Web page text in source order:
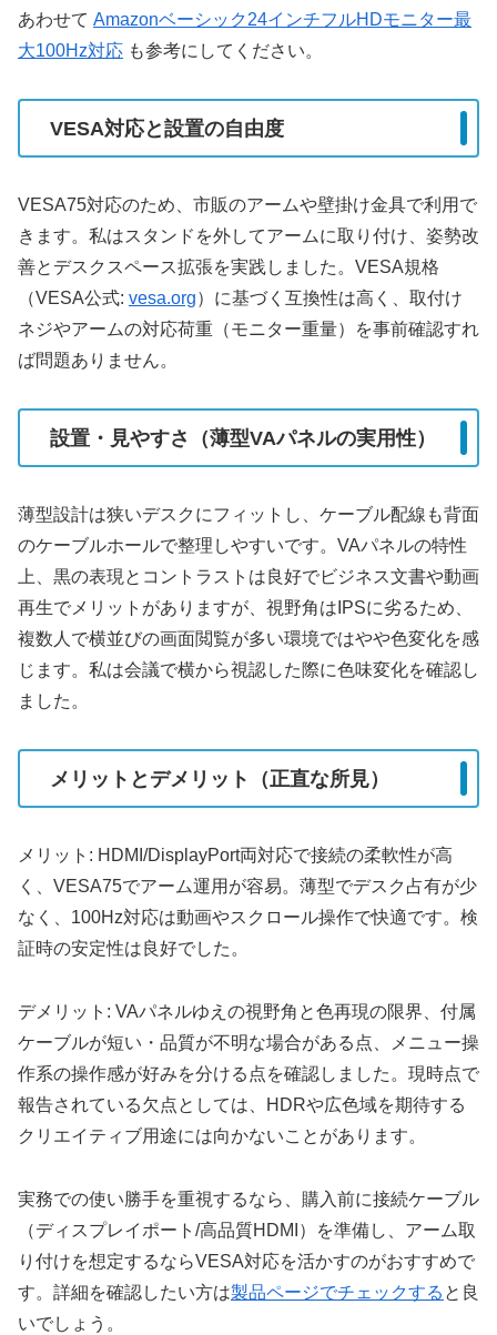
あわせて Amazonベーシック24インチフルHDモニター最
大100Hz対応 も参考にしてください。
VESA対応と設置の自由度
VESA75対応のため、市販のアームや壁掛け金具で利用で
きます。私はスタンドを外してアームに取り付け、姿勢改
善とデスクスペース拡張を実践しました。VESA規格
（VESA公式: vesa.org）に基づく互換性は高く、取付け
ネジやアームの対応荷重（モニター重量）を事前確認すれ
ば問題ありません。
設置・見やすさ（薄型VAパネルの実用性）
薄型設計は狭いデスクにフィットし、ケーブル配線も背面
のケーブルホールで整理しやすいです。VAパネルの特性
上、黒の表現とコントラストは良好でビジネス文書や動画
再生でメリットがありますが、視野角はIPSに劣るため、
複数人で横並びの画面閲覧が多い環境ではやや色変化を感
じます。私は会議で横から視認した際に色味変化を確認し
ました。
メリットとデメリット（正直な所見）
メリット: HDMI/DisplayPort両対応で接続の柔軟性が高
く、VESA75でアーム運用が容易。薄型でデスク占有が少
なく、100Hz対応は動画やスクロール操作で快適です。検
証時の安定性は良好でした。
デメリット: VAパネルゆえの視野角と色再現の限界、付属
ケーブルが短い・品質が不明な場合がある点、メニュー操
作系の操作感が好みを分ける点を確認しました。現時点で
報告されている欠点としては、HDRや広色域を期待する
クリエイティブ用途には向かないことがあります。
実務での使い勝手を重視するなら、購入前に接続ケーブル
（ディスプレイポート/高品質HDMI）を準備し、アーム取
り付けを想定するならVESA対応を活かすのがおすすめで
す。詳細を確認したい方は製品ページでチェックする と良
いでしょう。